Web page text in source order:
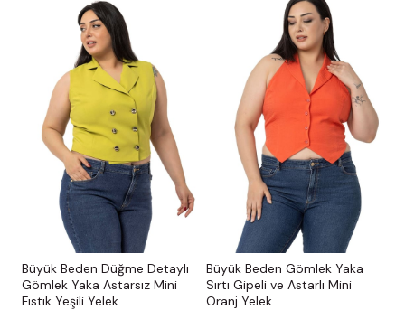
Büyük Beden Düğme Detaylı
Gömlek Yaka Astarsız Mini
Fıstık Yeşili Yelek
Büyük Beden Gömlek Yaka
Sırtı Gipeli ve Astarlı Mini
Oranj Yelek